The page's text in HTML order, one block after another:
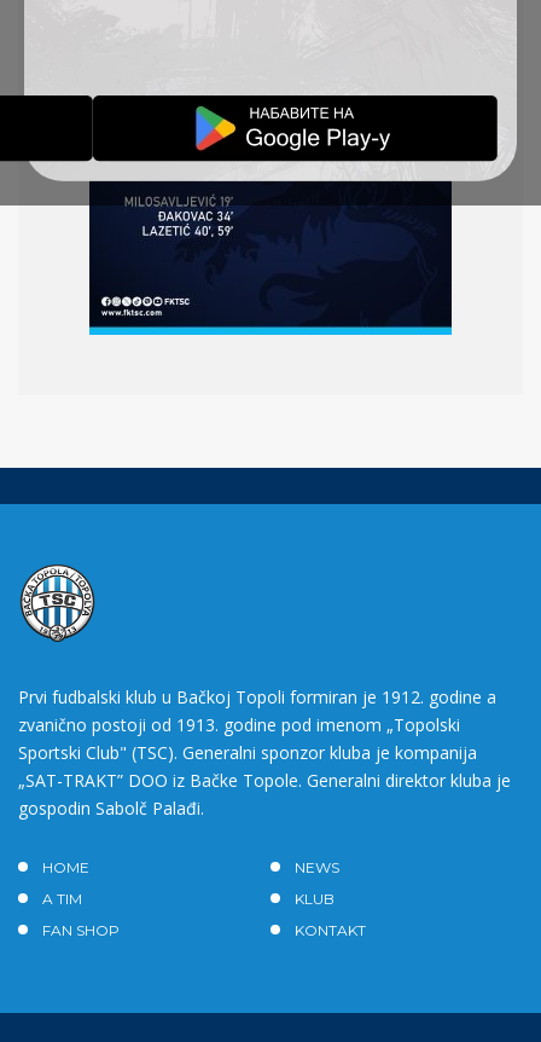
Prvi fudbalski klub u Bačkoj Topoli formiran je 1912. godine a
zvanično postoji od 1913. godine pod imenom „Topolski
Sportski Club" (TSC). Generalni sponzor kluba je kompanija
„SAT-TRAKT” DOO iz Bačke Topole. Generalni direktor kluba je
gospodin Sabolč Palađi.
HOME
NEWS
A TIM
KLUB
FAN SHOP
KONTAKT